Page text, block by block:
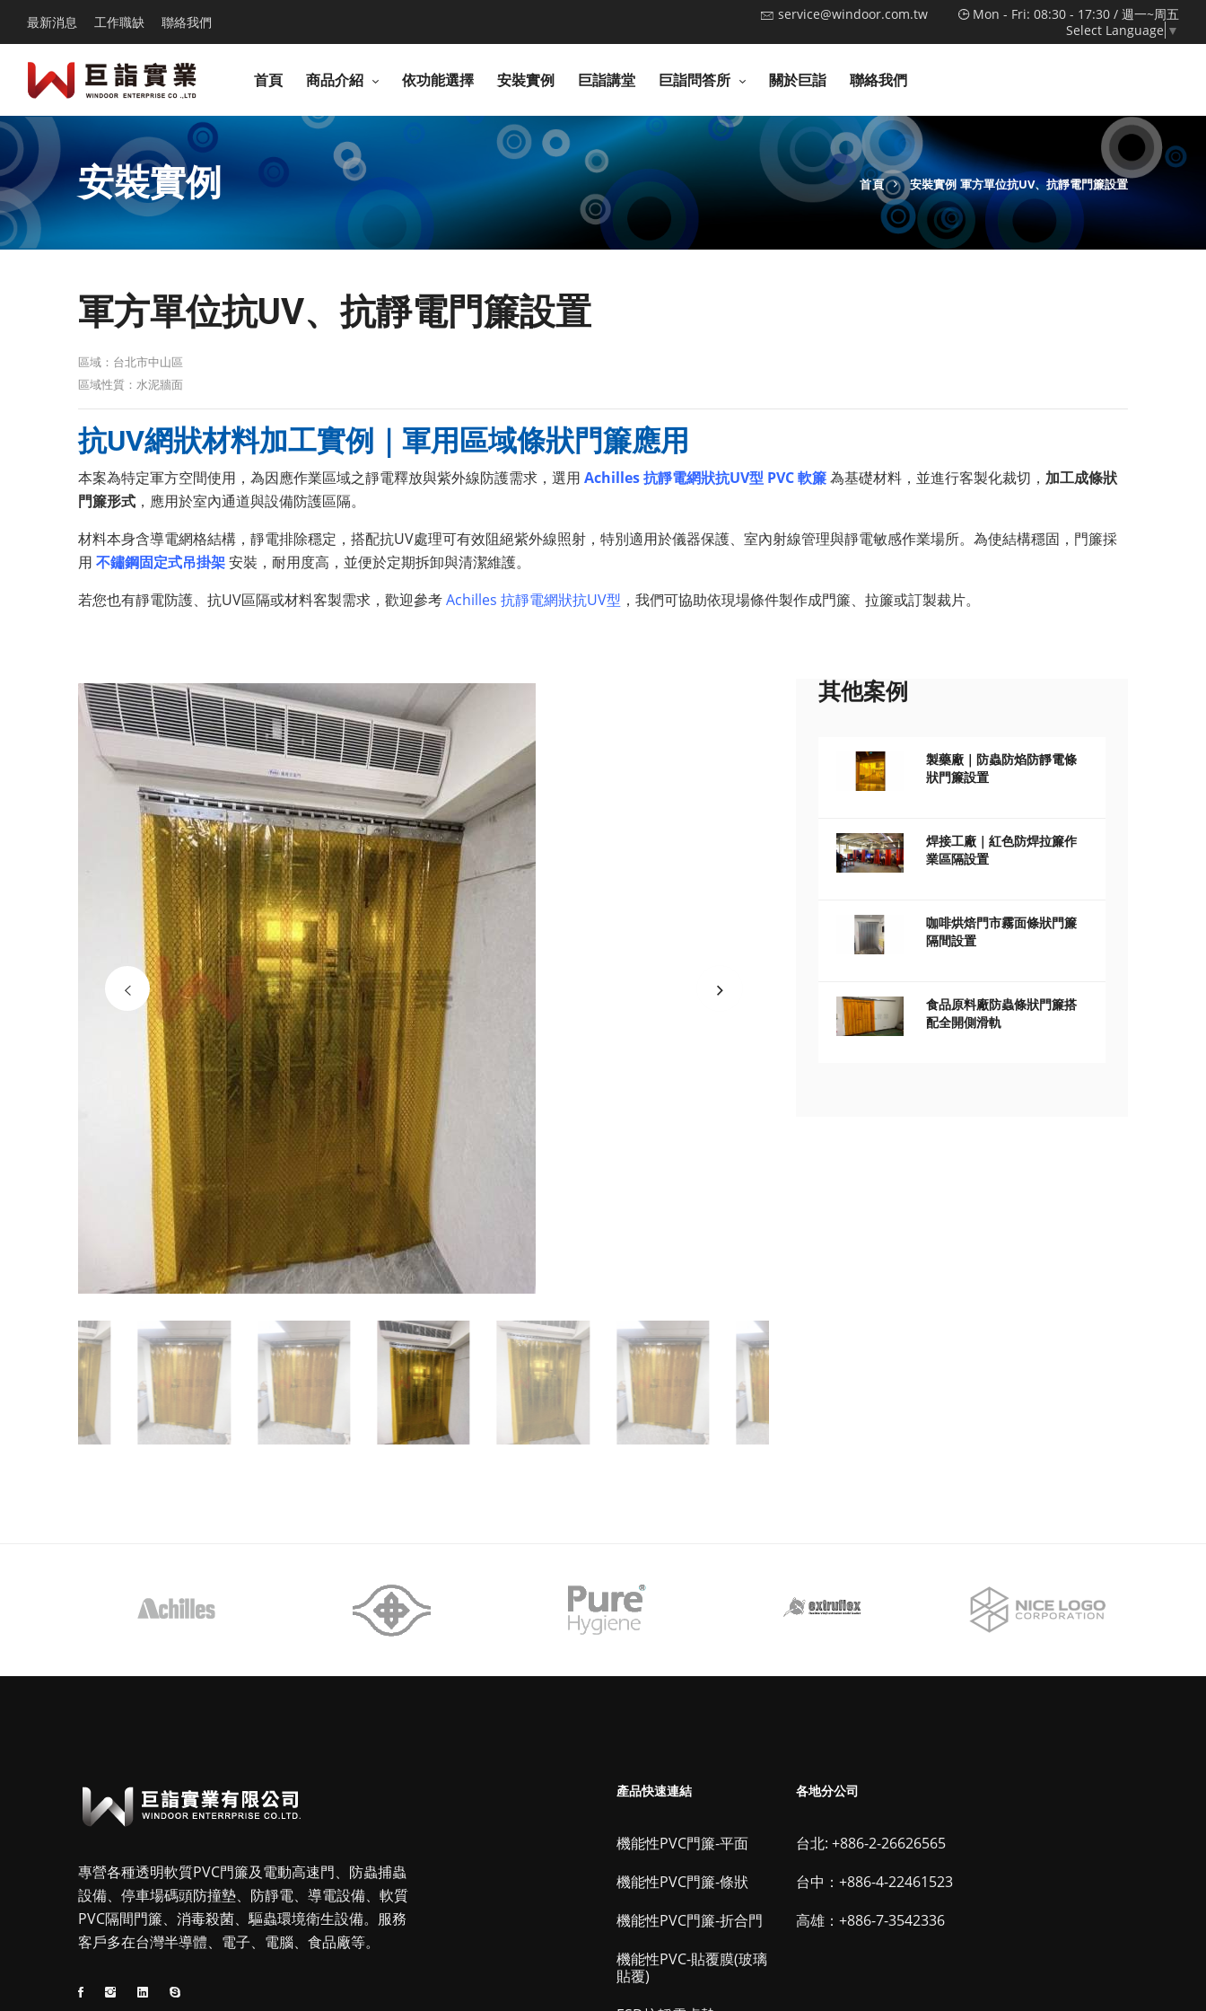
最新消息 工作職缺 聯絡我們 service@windoor.com.tw
Mon - Fri: 08:30 - 17:30 / 週一~周五
Select Language ▼
首頁 商品介紹 依功能選擇 安裝實例 巨詣講堂 巨詣問答所 關於巨詣 聯絡我們
安裝實例 首頁 安裝實例 軍方單位抗UV、抗靜電門簾設置
軍方單位抗UV、抗靜電門簾設置
區域：台北市中山區
區域性質：水泥牆面
抗UV網狀材料加工實例｜軍用區域條狀門簾應用
本案為特定軍方空間使用，為因應作業區域之靜電釋放與紫外線防護需求，選用 Achilles 抗靜電網狀抗UV型 PVC 軟簾為基礎材料，並進行客製化裁切， 加工成條狀
門簾形式 ，應用於室內通道與設備防護區隔。
材料本身含導電網格結構，靜電排除穩定，搭配抗UV處理可有效阻絕紫外線照射，特別適用於儀器保護、室內射線管理與靜電敏感作業場所。為使結構穩固，門簾採
用 不鏽鋼固定式吊掛架安裝，耐用度高，並便於定期拆卸與清潔維護。
若您也有靜電防護、抗UV區隔或材料客製需求，歡迎參考Achilles 抗靜電網狀抗UV型 ，我們可協助依現場條件製作成門簾、拉簾或訂製裁片。
其他案例
製藥廠｜防蟲防焰防靜電條
狀門簾設置
焊接工廠｜紅色防焊拉簾作
業區隔設置
咖啡烘焙門市霧面條狀門簾
隔間設置
食品原料廠防蟲條狀門簾搭
配全開側滑軌
專營各種透明軟質PVC門簾及電動高速門、防蟲捕蟲
設備、停車場碼頭防撞墊、防靜電、導電設備、軟質
PVC隔間門簾、消毒殺菌、驅蟲環境衛生設備。服務
客戶多在台灣半導體、電子、電腦、食品廠等。
產品快速連結
機能性PVC門簾-平面
機能性PVC門簾-條狀
機能性PVC門簾-折合門
機能性PVC-貼覆膜(玻璃
貼覆)
各地分公司
台北: +886-2-26626565
台中：+886-4-22461523
高雄：+886-7-3542336